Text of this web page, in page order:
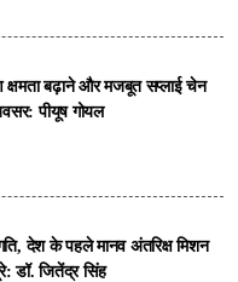
क्षमता बढ़ाने और मजबूत सप्लाई चेन
पीयूष गोयल
देश के पहले मानव अंतरिक्ष मिशन
डॉ. जितेंद्र सिंह